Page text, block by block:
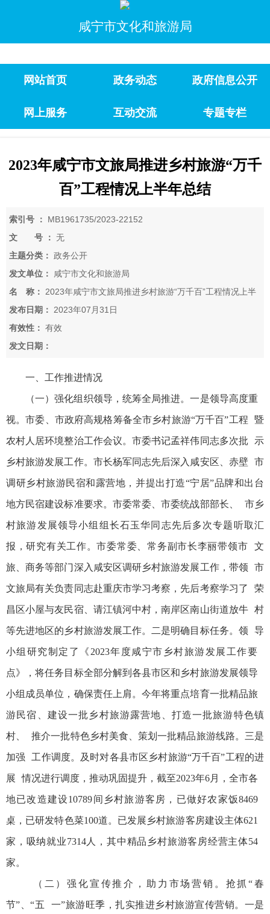
咸宁市文化和旅游局
网站首页 政务动态 政府信息公开
网上服务 互动交流 专题专栏
2023年咸宁市文旅局推进乡村旅游“万千
百”工程情况上半年总结
索引号 ：
MB1961735/2023-22152
文 号 ： 无
主题分类： 政务公开
发文单位：
咸宁市文化和旅游局
名 称：
2023年咸宁市文旅局推进乡村旅游“万千百”工程情况上半
年总结
发布日期：
2023年07月31日
有效性： 有效
发文日期：
一、工作推进情况
（一）强化组织领导，统筹全局推进。一是领导高度重
视。市委、市政府高规格筹备全市乡村旅游“万千百”工程 暨
农村人居环境整治工作会议。市委书记孟祥伟同志多次批 示
乡村旅游发展工作。市长杨军同志先后深入咸安区、赤壁 市
调研乡村旅游民宿和露营地，并提出打造“宁居”品牌和出台
地方民宿建设标准要求。市委常委、市委统战部部长、 市乡
村旅游发展领导小组组长石玉华同志先后多次专题听取汇
报，研究有关工作。市委常委、常务副市长李丽带领市 文
旅、商务等部门深入咸安区调研乡村旅游发展工作，带领 市
文旅局有关负责同志赴重庆市学习考察，先后考察学习了 荣
昌区小屋与友民宿、请江镇河中村，南岸区南山街道放牛 村
等先进地区的乡村旅游发展工作。二是明确目标任务。领 导
小组研究制定了《2023年度咸宁市乡村旅游发展工作要
点》，将任务目标全部分解到各县市区和乡村旅游发展领导
小组成员单位，确保责任上肩。今年将重点培育一批精品旅
游民宿、建设一批乡村旅游露营地、打造一批旅游特色镇
村、 推介一批特色乡村美食、策划一批精品旅游线路。三是
加强 工作调度。及时对各县市区乡村旅游“万千百”工程的进
展 情况进行调度，推动巩固提升，截至2023年6月，全市各
地已改造建设10789间乡村旅游客房，已做好农家饭8469
桌，已研发特色菜100道。已发展乡村旅游客房建设主体621
家，吸纳就业7314人，其中精品乡村旅游客房经营主体54
家。
（二）强化宣传推介，助力市场营销。抢抓“春
节”、“五 一”旅游旺季，扎实推进乡村旅游宣传营销。一是